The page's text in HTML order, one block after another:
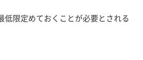
低限定めておくことが必要とされる